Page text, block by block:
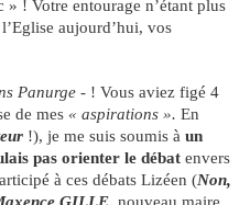
» ! Votre entourage n’étant plus
aujourd’hui, vos
Panurge - ! Vous aviez figé 4
de mes « aspirations ». En
!), je me suis soumis à un
pas orienter le débat envers
à ces débats Lizéen (Non,